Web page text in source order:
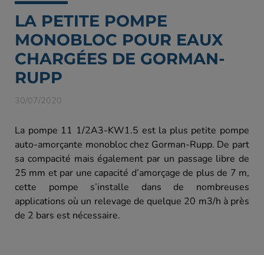
LA PETITE POMPE
MONOBLOC POUR EAUX
CHARGÉES DE GORMAN-
RUPP
30/07/2020
La pompe 11 1/2A3-KW1.5 est la plus petite pompe
auto-amorçante monobloc chez Gorman-Rupp. De part
sa compacité mais également par un passage libre de
25 mm et par une capacité d’amorçage de plus de 7 m,
cette pompe s’installe dans de nombreuses
applications où un relevage de quelque 20 m3/h à près
de 2 bars est nécessaire.